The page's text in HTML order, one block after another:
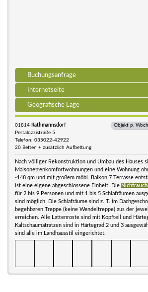
Buchungsanfrage
Internetseite
Geografische Lage
01814 Rathmannsdorf
Pestalozzistraße 5
Telefon: 035022-42922
20 Betten + zusätzlich Aufbettung
Objekt p.
Nach völliger Rekonstruktion und Umbau des Hauses
Maisonettenkomfortwohnungen und eine Wohnung
-148 qm und mit großem möbl. Balkon 7 Terrasse
ist eine eigene abgeschlossene Einheit. Die
für 2 bis 9 Personen und mit 1 bis 5 Schlafräumen
sind möglich. Die Schlafräume sind z. T. im
begehbaren Treppe (keine Wendeltreppe) aus der
erreichen. Alle Lattenroste sind mit Kopfteil und
Kaltschaumatratzen sind in Härtegrad 2 und 3
sind alle im Landhausstil eingerichtet.